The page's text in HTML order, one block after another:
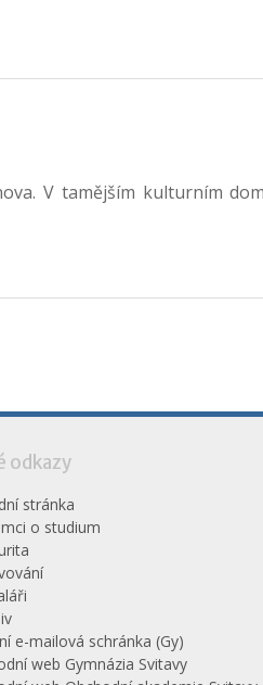
V tamějším kulturním
odkazy
stránka
o studium
e-mailová schránka (Gy)
web Gymnázia Svitavy